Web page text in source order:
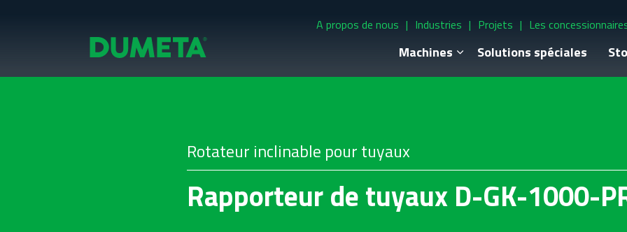
Machines Solutions spéciales
A propos de nous Industries Projets Les
Rotateur inclinable pour tuyaux
Rapporteur de tuyaux D-GK-1000-